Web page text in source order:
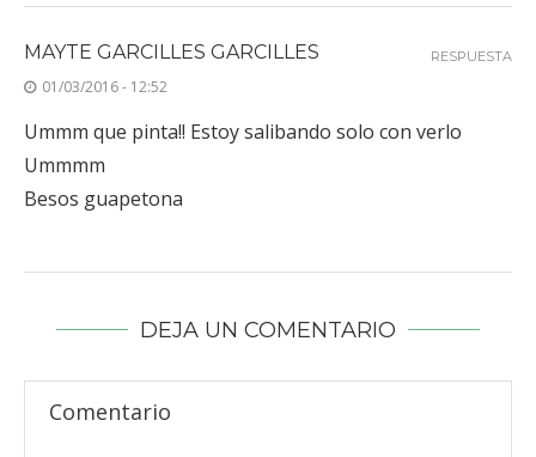
MAYTE GARCILLES GARCILLES
01/03/2016 - 12:52
Ummm que pinta!! Estoy salibando solo con verlo
Ummmm
Besos guapetona
RESPUESTA
DEJA UN COMENTARIO